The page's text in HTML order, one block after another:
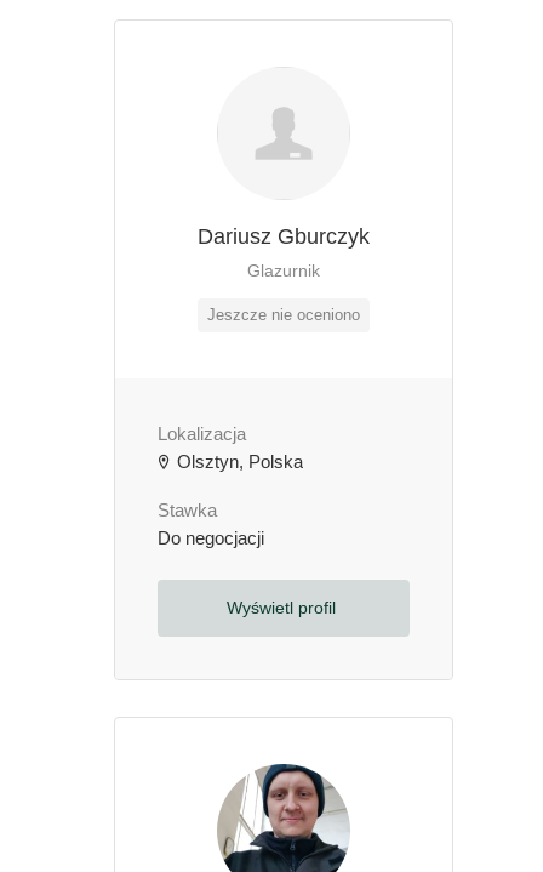
Dariusz Gburczyk
Glazurnik
Jeszcze nie oceniono
Lokalizacja
Olsztyn, Polska
Stawka
Do negocjacji
Wyświetl profil